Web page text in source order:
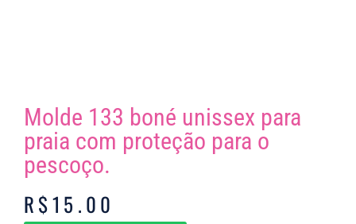
Molde 133 boné unissex para
praia com proteção para o
pescoço.
R$15.00